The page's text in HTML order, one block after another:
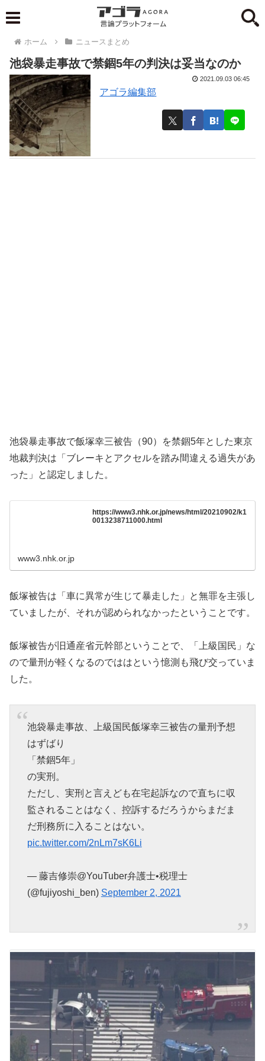
ホーム ニュースまとめ
池袋暴走事故で禁錮5年の判決は妥当なのか
アゴラ編集部
2021.09.03 06:45
池袋暴走事故で飯塚幸三被告（90）を禁錮5年とした東京
地裁判決は「ブレーキとアクセルを踏み間違える過失があ
った」と認定しました。
https://www3.nhk.or.jp/news/html/20210902/k1
0013238711000.html
www3.nhk.or.jp
飯塚被告は「車に異常が生じて暴走した」と無罪を主張し
ていましたが、それが認められなかったということです。
飯塚被告が旧通産省元幹部ということで、「上級国民」な
ので量刑が軽くなるのでははという憶測も飛び交っていま
した。
池袋暴走事故、上級国民飯塚幸三被告の量刑予想
はずばり
「禁錮5年」
の実刑。
ただし、実刑と言えども在宅起訴なので直ちに収
監されることはなく、控訴するだろうからまだま
だ刑務所に入ることはない。
pic.twitter.com/2nLm7sK6Li
— 藤吉修崇@YouTuber弁護士•税理士
(@fujiyoshi_ben) September 2, 2021